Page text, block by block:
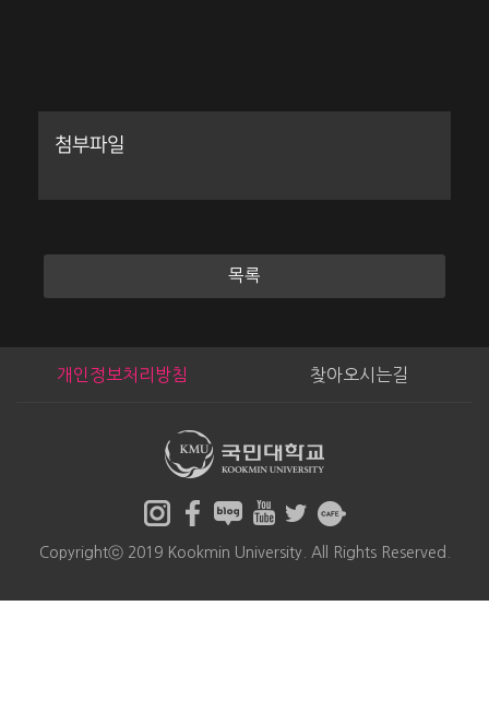
첨부파일
목록
개인정보처리방침 찾아오시는길
Copyrightⓒ 2019 Kookmin University. All Rights Reserved.